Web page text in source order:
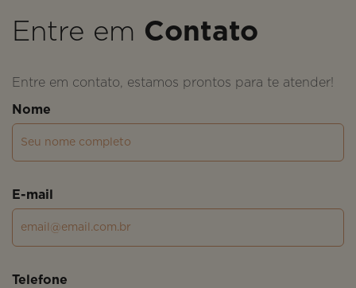
Entre em Contato
Entre em contato, estamos prontos para te atender!
Nome
E-mail
Telefone